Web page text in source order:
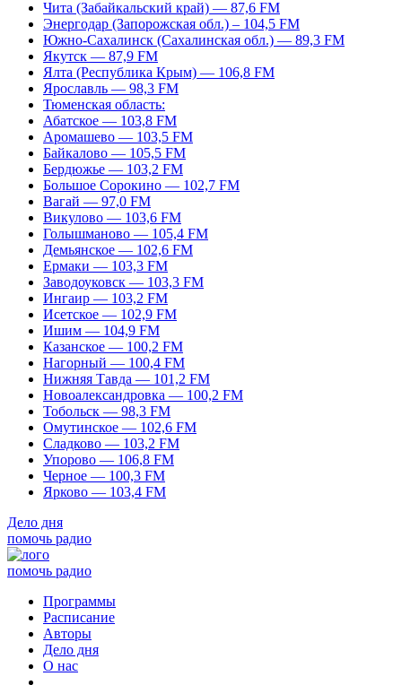
Чита (Забайкальский край) — 87,6 FM
Энергодар (Запорожская обл.) – 104,5 FM
Южно-Сахалинск (Сахалинская обл.) — 89,3 FM
Якутск — 87,9 FM
Ялта (Республика Крым) — 106,8 FM
Ярославль — 98,3 FM
Тюменская область:
Абатское — 103,8 FM
Аромашево — 103,5 FM
Байкалово — 105,5 FM
Бердюжье — 103,2 FM
Большое Сорокино — 102,7 FM
Вагай — 97,0 FM
Викулово — 103,6 FM
Голышманово — 105,4 FM
Демьянское — 102,6 FM
Ермаки — 103,3 FM
Заводоуковск — 103,3 FM
Ингаир — 103,2 FM
Исетское — 102,9 FM
Ишим — 104,9 FM
Казанское — 100,2 FM
Нагорный — 100,4 FM
Нижняя Тавда — 101,2 FM
Новоалександровка — 100,2 FM
Тобольск — 98,3 FM
Омутинское — 102,6 FM
Сладково — 103,2 FM
Упорово — 106,8 FM
Черное — 100,3 FM
Ярково — 103,4 FM
Дело дня
помочь радио
помочь радио
Программы
Расписание
Авторы
Дело дня
О нас